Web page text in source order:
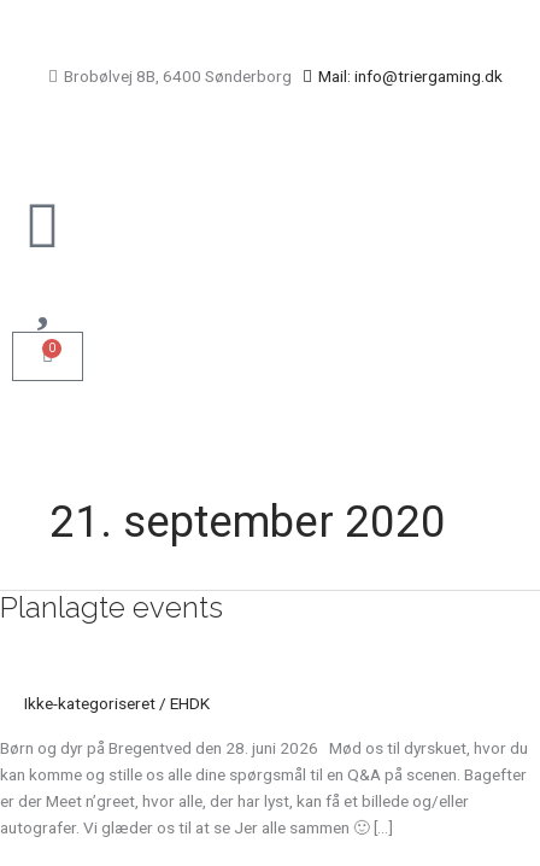
Brobølvej 8B, 6400 Sønderborg Mail: info@triergaming.dk
0
Kurv
21. september 2020
Planlagte events
Ikke-kategoriseret / EHDK
Børn og dyr på Bregentved den 28. juni 2026 Mød os til dyrskuet, hvor du
kan komme og stille os alle dine spørgsmål til en Q&A på scenen. Bagefter
er der Meet n’greet, hvor alle, der har lyst, kan få et billede og/eller
autografer. Vi glæder os til at se Jer alle sammen 🙂 […]
Planlagte